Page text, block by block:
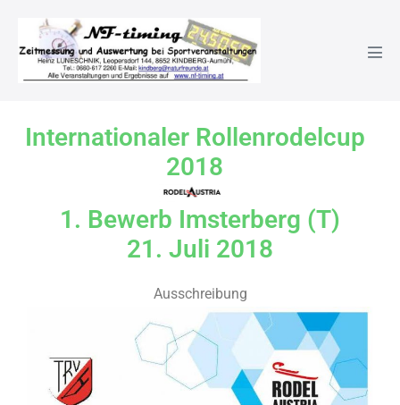
21.07.2018-1.Bewerb-
Internationaler Rollenrodelcup
2018
1. Bewerb Imsterberg (T)
21. Juli 2018
Ausschreibung